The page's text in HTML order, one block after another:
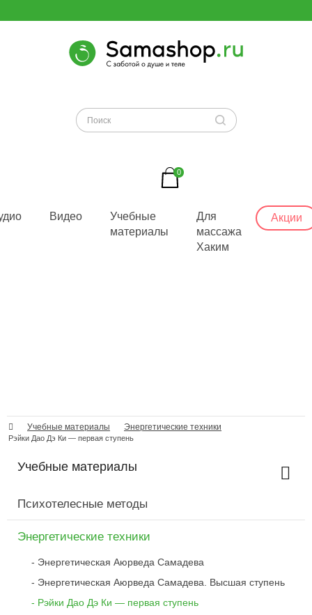
0
Видео
Учебные
материалы
Для
массажа
Хаким
Акции
Учебные материалы Энергетические техники
Рэйки Дао Дэ Ки — первая ступень
Учебные материалы
Психотелесные методы
Энергетические техники
Энергетическая Аюрведа Самадева
Энергетическая Аюрведа Самадева. Высшая ступень
Рэйки Дао Дэ Ки — первая ступень